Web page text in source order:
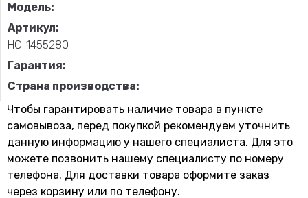
Модель:
Артикул:
НС-1455280
Гарантия:
Страна производства:
Чтобы гарантировать наличие товара в пункте
самовывоза, перед покупкой рекомендуем уточнить
данную информацию у нашего специалиста. Для это
можете позвонить нашему специaлисту по номеру
телефона. Для доставки товара оформите заказ
через корзину или по телефону.